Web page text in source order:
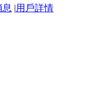
|用戶詳情